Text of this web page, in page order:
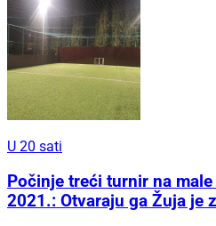
U 20 sati
Počinje treći turnir na
2021.: Otvaraju ga Žuja je